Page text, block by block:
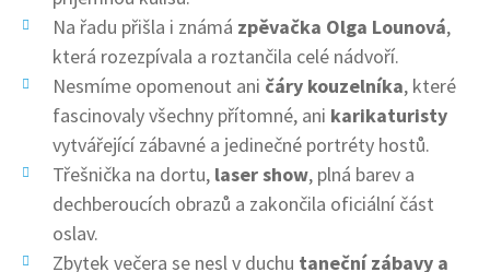
Na řadu přišla i známá zpěvačka Olga Lounová,
která rozezpívala a roztančila celé nádvoří.
Nesmíme opomenout ani čáry kouzelníka, které
fascinovaly všechny přítomné, ani karikaturisty
vytvářející zábavné a jedinečné portréty hostů.
Třešnička na dortu, laser show, plná barev a
dechberoucích obrazů a zakončila oficiální část
oslav.
Zbytek večera se nesl v duchu taneční zábavy a